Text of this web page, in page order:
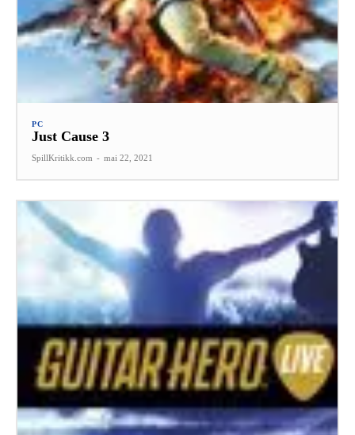
PC
Just Cause 3
SpillKritikk.com - mai 22, 2021